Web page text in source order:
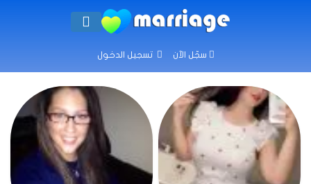
سجّل الآن تسجيل الدخول